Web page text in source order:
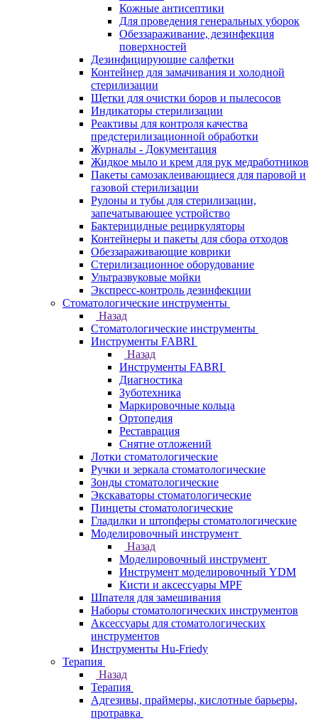
Кожные антисептики
Для проведения генеральных уборок
Обеззараживание, дезинфекция
поверхностей
Дезинфицирующие салфетки
Контейнер для замачивания и холодной
стерилизации
Щетки для очистки боров и пылесосов
Индикаторы стерилизации
Реактивы для контроля качества
предстерилизационной обработки
Журналы - Документация
Жидкое мыло и крем для рук медработников
Пакеты самозаклеивающиеся для паровой и
газовой стерилизации
Рулоны и тубы для стерилизации,
запечатывающее устройство
Бактерицидные рециркуляторы
Контейнеры и пакеты для сбора отходов
Обеззараживающие коврики
Стерилизационное оборудование
Ультразвуковые мойки
Экспресс-контроль дезинфекции
Стоматологические инструменты
Назад
Стоматологические инструменты
Инструменты FABRI
Назад
Инструменты FABRI
Диагностика
Зуботехника
Маркировочные кольца
Ортопедия
Реставрация
Снятие отложений
Лотки стоматологические
Ручки и зеркала стоматологические
Зонды стоматологические
Экскаваторы стоматологические
Пинцеты стоматологические
Гладилки и штопферы стоматологические
Моделировочный инструмент
Назад
Моделировочный инструмент
Инструмент моделировочный YDM
Кисти и аксессуары MPF
Шпателя для замешивания
Наборы стоматологических инструментов
Аксессуары для стоматологических
инструментов
Инструменты Hu-Friedy
Терапия
Назад
Терапия
Адгезивы, праймеры, кислотные барьеры,
протравка